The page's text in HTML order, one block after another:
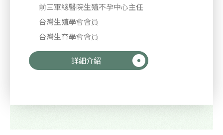
前三軍總醫院生殖不孕中心主任
台灣生殖學會會員
台灣生育學會會員
詳細介紹